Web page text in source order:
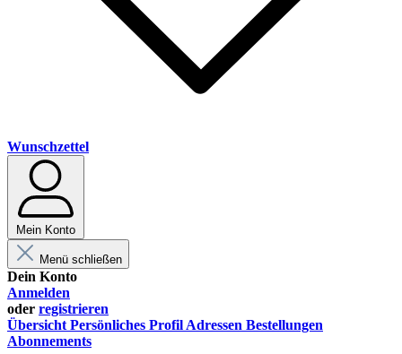
Wunschzettel
Mein Konto
Menü schließen
Dein Konto
Anmelden
oder registrieren
Übersicht Persönliches Profil Adressen Bestellungen
Abonnements